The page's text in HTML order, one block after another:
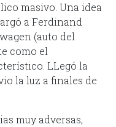
masivo. Una idea
a Ferdinand
(auto del
como el
LLegó la
la luz a finales de
muy adversas,